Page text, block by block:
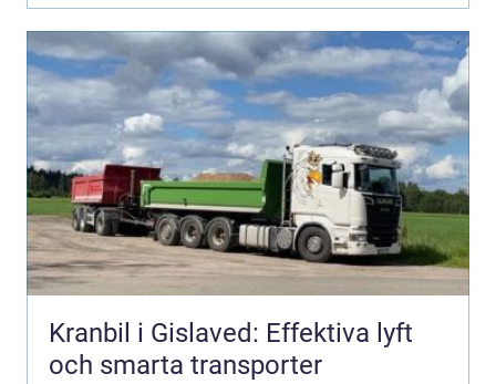
Kranbil i Gislaved: Effektiva lyft
och smarta transporter